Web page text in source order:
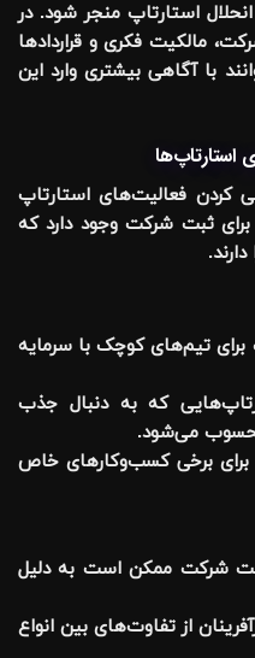
استارتاپ منجر شود. در
مالکیت فکری و قراردادها
با آگاهی بیشتری وارد این
کردن فعالیت‌های استارتاپ
ثبت شرکت وجود دارد که
تیم‌های کوچک با سرمایه
که به دنبال جذب
محسوب می‌شود.
برای برخی کسب‌وکارهای خاص
شرکت ممکن است به دلیل
از تفاوت‌های بین انواع